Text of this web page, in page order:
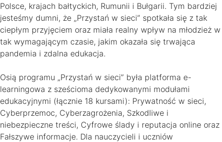
Polsce, krajach bałtyckich, Rumunii i Bułgarii. Tym bardziej
jesteśmy dumni, że „Przystań w sieci” spotkała się z tak
ciepłym przyjęciem oraz miała realny wpływ na młodzież w
tak wymagającym czasie, jakim okazała się trwająca
pandemia i zdalna edukacja.
Osią programu „Przystań w sieci” była platforma e-
learningowa z sześcioma dedykowanymi modułami
edukacyjnymi (łącznie 18 kursami): Prywatność w sieci,
Cyberprzemoc, Cyberzagrożenia, Szkodliwe i
niebezpieczne treści, Cyfrowe ślady i reputacja online oraz
Fałszywe informacje. Dla nauczycieli i uczniów